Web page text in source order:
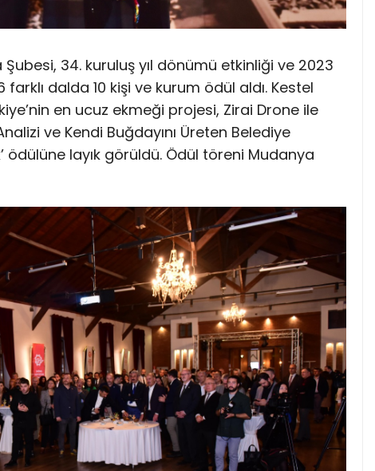
34. kuruluş yıl dönümü etkinliği ve 2023
farklı dalda 10 kişi ve kurum ödül aldı. Kestel
en ucuz ekmeği projesi, Zirai Drone ile
ve Kendi Buğdayını Üreten Belediye
ödülüne layık görüldü. Ödül töreni Mudanya